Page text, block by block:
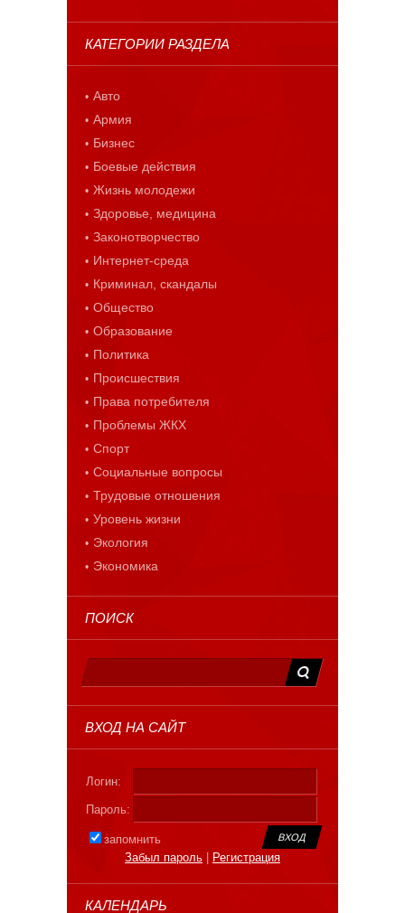
КАТЕГОРИИ РАЗДЕЛА
Авто
Армия
Бизнес
Боевые действия
Жизнь молодежи
Здоровье, медицина
Законотворчество
Интернет-среда
Криминал, скандалы
Общество
Образование
Политика
Происшествия
Права потребителя
Проблемы ЖКХ
Спорт
Социальные вопросы
Трудовые отношения
Уровень жизни
Экология
Экономика
ПОИСК
ВХОД НА САЙТ
Логин:
Пароль:
запомнить
Забыл пароль
Регистрация
КАЛЕНДАРЬ